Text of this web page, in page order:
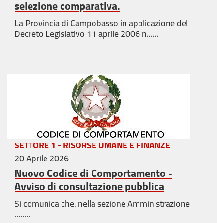
selezione comparativa.
La Provincia di Campobasso in applicazione del
Decreto Legislativo 11 aprile 2006 n......
SETTORE 1 - RISORSE UMANE E FINANZE
20 Aprile 2026
Nuovo Codice di Comportamento -
Avviso di consultazione pubblica
Si comunica che, nella sezione Amministrazione
........